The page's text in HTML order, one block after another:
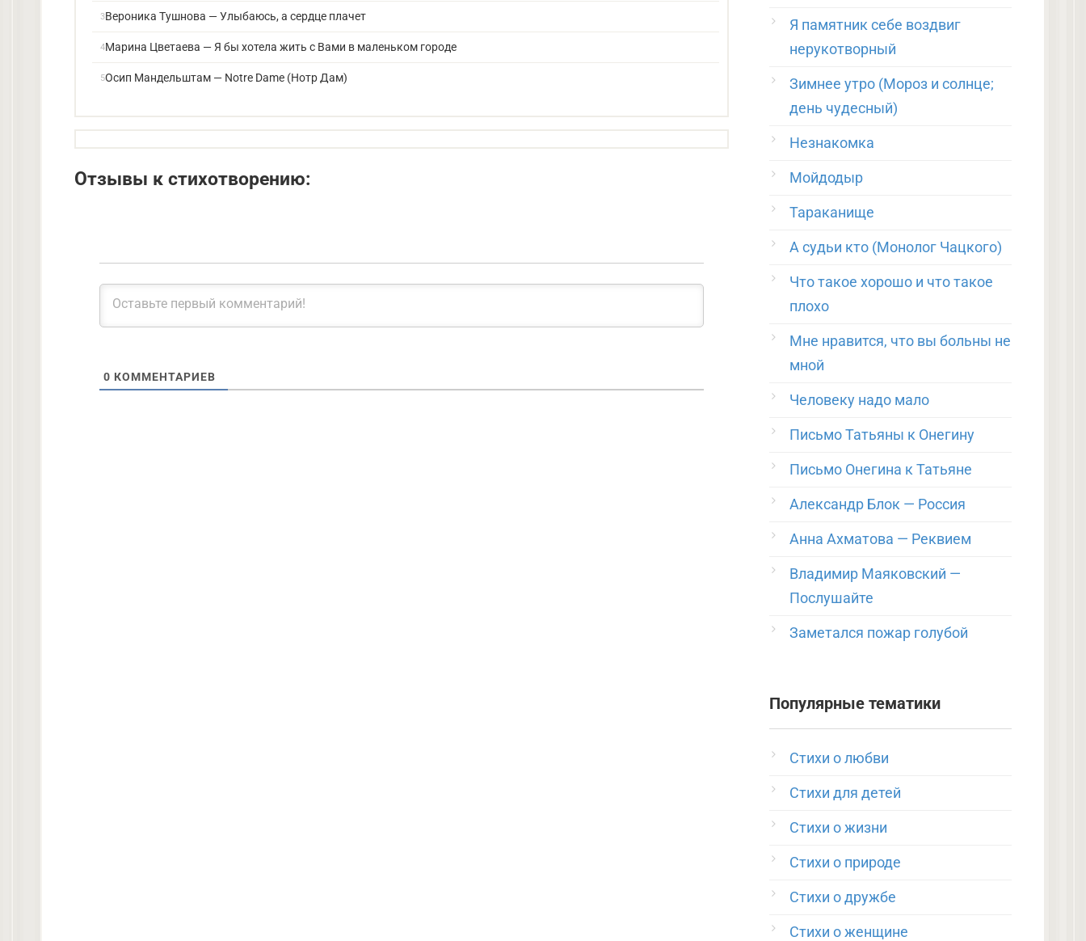
Вероника Тушнова — Улыбаюсь, а сердце плачет
Марина Цветаева — Я бы хотела жить с Вами в маленьком городе
Осип Мандельштам — Notre Dame (Нотр Дам)
Отзывы к стихотворению:
0 КОММЕНТАРИЕВ
Я памятник себе воздвиг
нерукотворный
Зимнее утро (Мороз и солнце;
день чудесный)
Незнакомка
Мойдодыр
Тараканище
А судьи кто (Монолог Чацкого)
Что такое хорошо и что такое
плохо
Мне нравится, что вы больны не
мной
Человеку надо мало
Письмо Татьяны к Онегину
Письмо Онегина к Татьяне
Александр Блок — Россия
Анна Ахматова — Реквием
Владимир Маяковский —
Послушайте
Заметался пожар голубой
Популярные тематики
Стихи о любви
Стихи для детей
Стихи о жизни
Стихи о природе
Стихи о дружбе
Стихи о женщине